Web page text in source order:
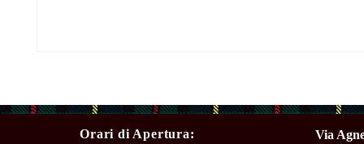
Orari di Apertura:
Via